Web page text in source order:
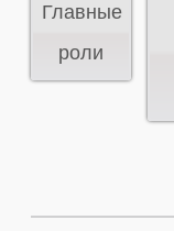
Главные
роли